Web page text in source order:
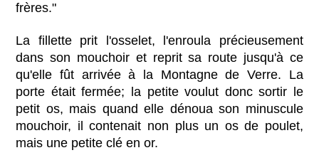
frères."
La fillette prit l'osselet, l'enroula précieusement
dans son mouchoir et reprit sa route jusqu'à ce
qu'elle fût arrivée à la Montagne de Verre. La
porte était fermée; la petite voulut donc sortir le
petit os, mais quand elle dénoua son minuscule
mouchoir, il contenait non plus un os de poulet,
mais une petite clé en or.